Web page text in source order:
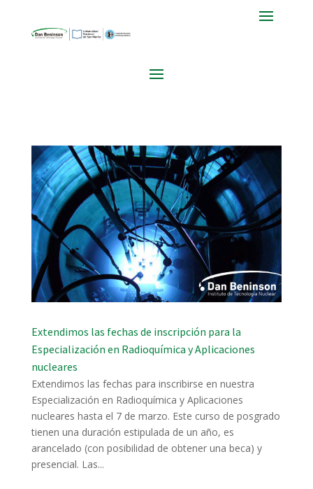
Extendimos las fechas de inscripción para la
Especialización en Radioquímica y Aplicaciones
nucleares
Extendimos las fechas para inscribirse en nuestra
Especialización en Radioquímica y Aplicaciones
nucleares hasta el 7 de marzo. Este curso de posgrado
tienen una duración estipulada de un año, es
arancelado (con posibilidad de obtener una beca) y
presencial. Las...